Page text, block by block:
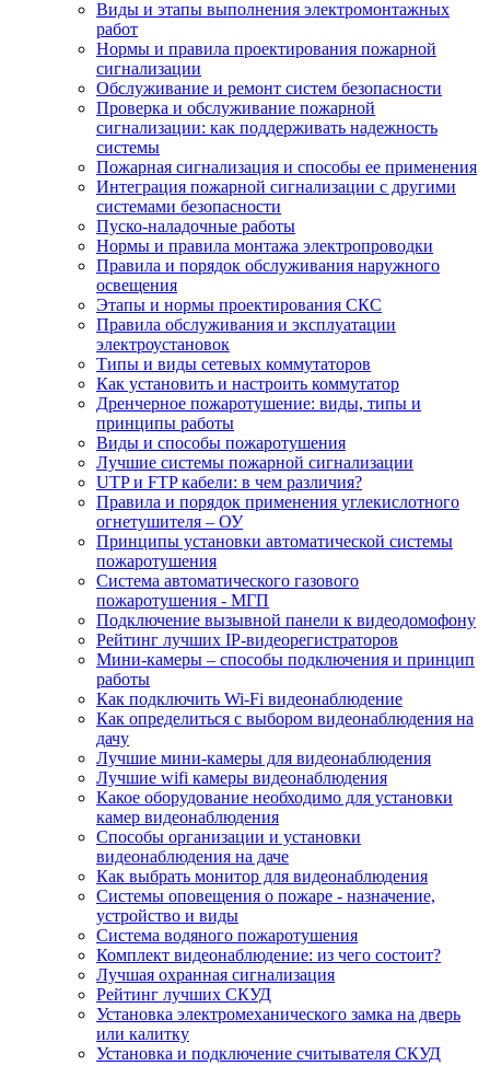
Виды и этапы выполнения электромонтажных
работ
Нормы и правила проектирования пожарной
сигнализации
Обслуживание и ремонт систем безопасности
Проверка и обслуживание пожарной
сигнализации: как поддерживать надежность
системы
Пожарная сигнализация и способы ее применения
Интеграция пожарной сигнализации с другими
системами безопасности
Пуско-наладочные работы
Нормы и правила монтажа электропроводки
Правила и порядок обслуживания наружного
освещения
Этапы и нормы проектирования СКС
Правила обслуживания и эксплуатации
электроустановок
Типы и виды сетевых коммутаторов
Как установить и настроить коммутатор
Дренчерное пожаротушение: виды, типы и
принципы работы
Виды и способы пожаротушения
Лучшие системы пожарной сигнализации
UTP и FTP кабели: в чем различия?
Правила и порядок применения углекислотного
огнетушителя – ОУ
Принципы установки автоматической системы
пожаротушения
Система автоматического газового
пожаротушения - МГП
Подключение вызывной панели к видеодомофону
Рейтинг лучших IP-видеорегистраторов
Мини-камеры – способы подключения и принцип
работы
Как подключить Wi-Fi видеонаблюдение
Как определиться с выбором видеонаблюдения на
дачу
Лучшие мини-камеры для видеонаблюдения
Лучшие wifi камеры видеонаблюдения
Какое оборудование необходимо для установки
камер видеонаблюдения
Способы организации и установки
видеонаблюдения на даче
Как выбрать монитор для видеонаблюдения
Системы оповещения о пожаре - назначение,
устройство и виды
Система водяного пожаротушения
Комплект видеонаблюдение: из чего состоит?
Лучшая охранная сигнализация
Рейтинг лучших СКУД
Установка электромеханического замка на дверь
или калитку
Установка и подключение считывателя СКУД